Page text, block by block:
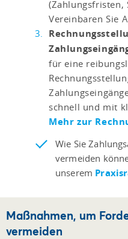
(Zahlungsfristen,
Vereinbaren Sie
für eine
schnell und mit
Mehr zur
Wie Sie
vermeiden
unserem
Maßnahmen, um
vermeiden